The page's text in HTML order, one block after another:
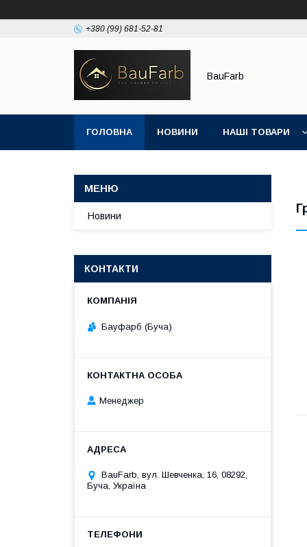
+380 (99) 681-52-81
BauFarb
ГОЛОВНА НОВИНИ НАШІ ТОВАРИ
Новини
КОНТАКТИ
Бауфарб (Буча)
Менеджер
BauFarb, вул. Шевченка, 16, 08292,
Буча, Україна